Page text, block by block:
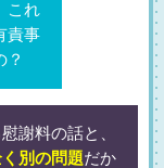
これ
責事
？
謝料の話と、
別の問題だか